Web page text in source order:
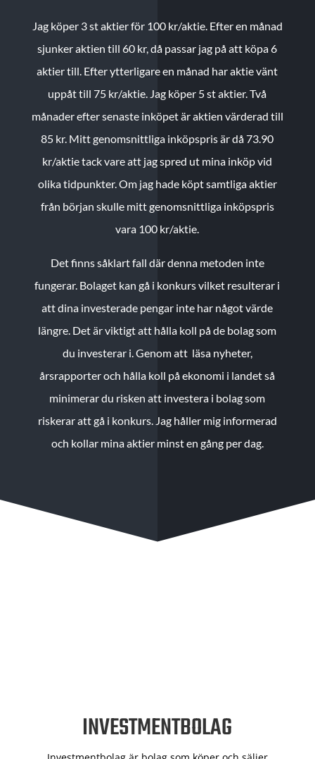
Jag köper 3 st aktier för 100 kr/aktie. Efter en månad
sjunker aktien till 60 kr, då passar jag på att köpa 6
aktier till. Efter ytterligare en månad har aktie vänt
uppåt till 75 kr/aktie. Jag köper 5 st aktier.Två
månader efter senaste inköpet är aktien värderad till
85 kr. Mitt genomsnittliga inköpspris är då 73.90
kr/aktie tack vare att jag spred ut mina inköp vid
olika tidpunkter. Om jag hade köpt samtliga aktier
från början skulle mitt genomsnittliga inköpspris
vara 100 kr/aktie.
Det finns såklart fall där denna metoden inte
fungerar. Bolaget kan gå i konkurs vilket resulterar i
att dina investerade pengar inte har något värde
längre. Det är viktigt att hålla koll på de bolag som
du investerar i. Genom att läsa nyheter,
årsrapporter och hålla koll på ekonomi i landet så
minimerar du risken att investera i bolag som
riskerar att gå i konkurs. Jag håller mig informerad
och kollar mina aktier minst en gång per dag.
INVESTMENTBOLAG